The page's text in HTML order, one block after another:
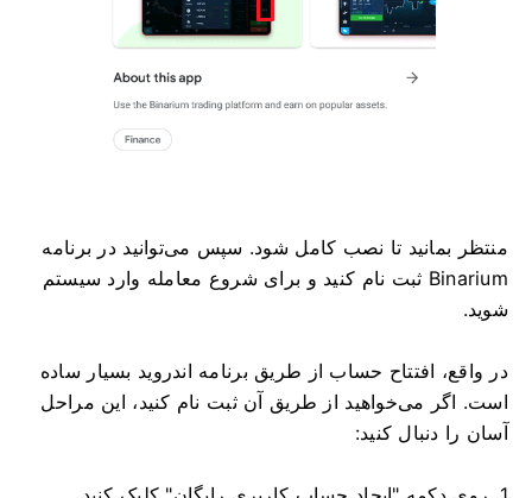
منتظر بمانید تا نصب کامل شود. سپس می‌توانید در برنامه
Binarium ثبت نام کنید و برای شروع معامله وارد سیستم
شوید.
در واقع، افتتاح حساب از طریق برنامه اندروید بسیار ساده
است. اگر می‌خواهید از طریق آن ثبت نام کنید، این مراحل
آسان را دنبال کنید: